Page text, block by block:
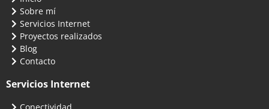
Sobre mí
Servicios Internet
Proyectos realizados
Blog
Contacto
Servicios Internet